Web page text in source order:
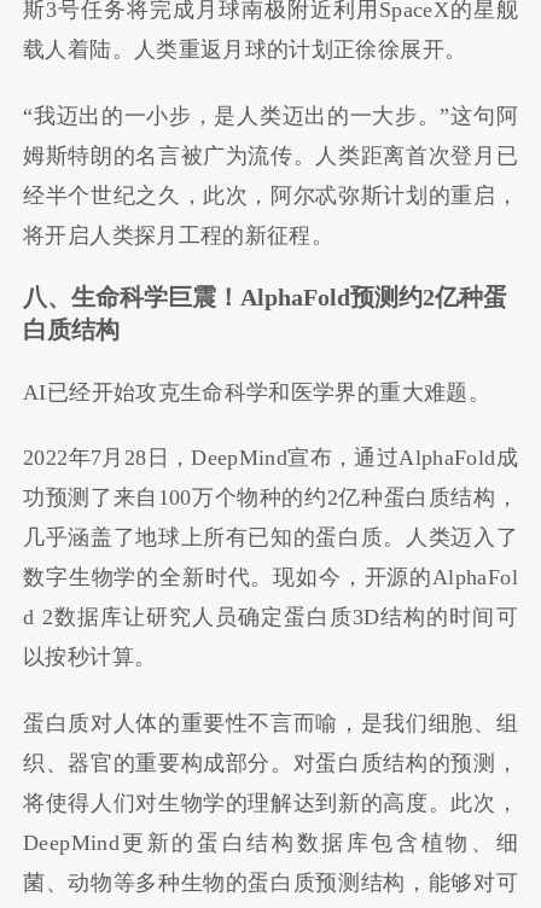
斯3号任务将完成月球南极附近利用SpaceX的星舰
载人着陆。人类重返月球的计划正徐徐展开。
“我迈出的一小步，是人类迈出的一大步。”这句阿
姆斯特朗的名言被广为流传。人类距离首次登月已
经半个世纪之久，此次，阿尔忒弥斯计划的重启，
将开启人类探月工程的新征程。
八、生命科学巨震！ AlphaFold预测约2亿种蛋
白质结构
AI已经开始攻克生命科学和医学界的重大难题。
2022年7月28日，DeepMind宣布，通过AlphaFold成
功预测了来自100万个物种的约2亿种蛋白质结构，
几乎涵盖了地球上所有已知的蛋白质。人类迈入了
数字生物学的全新时代。现如今，开源的AlphaFol
d 2数据库让研究人员确定蛋白质3D结构的时间可
以按秒计算。
蛋白质对人体的重要性不言而喻，是我们细胞、组
织、器官的重要构成部分。对蛋白质结构的预测，
将使得人们对生物学的理解达到新的高度。此次，
DeepMind更新的蛋白结构数据库包含植物、细
菌、动物等多种生物的蛋白质预测结构，能够对可